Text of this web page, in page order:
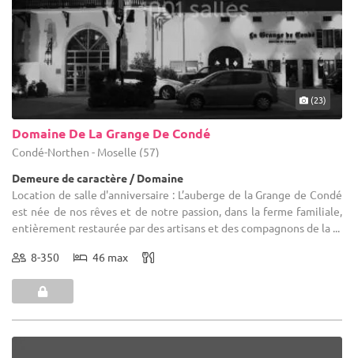
(23)
Domaine De La Grange De Condé
Condé-Northen - Moselle (57)
Demeure de caractère / Domaine
Location de salle d'anniversaire : L’auberge de la Grange de Condé
est née de nos rêves et de notre passion, dans la ferme familiale,
entièrement restaurée par des artisans et des compagnons de la ...
8-350 46 max